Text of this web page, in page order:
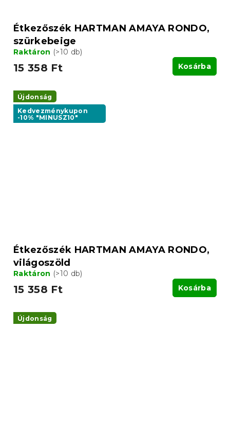
Étkezőszék HARTMAN AMAYA RONDO,
szürkebeige
Raktáron (>10 db)
15 358 Ft Kosárba
Újdonság
Kedvezménykupon
-10% "MINUSZ10"
Étkezőszék HARTMAN AMAYA RONDO,
világoszöld
Raktáron (>10 db)
15 358 Ft Kosárba
Újdonság